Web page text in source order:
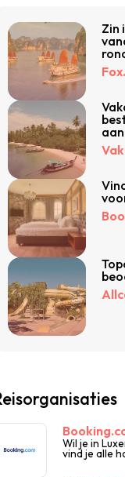
Zin
Wil je in
vind je alle